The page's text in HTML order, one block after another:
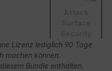
Lizenz lediglich 90 Tage
machen können.
Bundle enthalten.